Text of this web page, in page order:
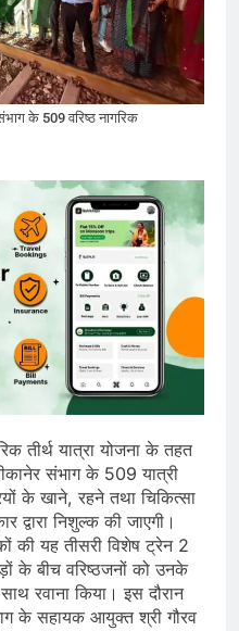
के 509 वरिष्ठ नागरिक
तीर्थ यात्रा योजना के तहत
संभाग के 509 यात्री
के खाने, रहने तथा चिकित्सा
द्वारा निशुल्क की जाएगी।
की यह तीसरी विशेष ट्रेन 2
के बीच वरिष्ठजनों को उनके
रवाना किया। इस दौरान
के सहायक आयुक्त श्री गौरव